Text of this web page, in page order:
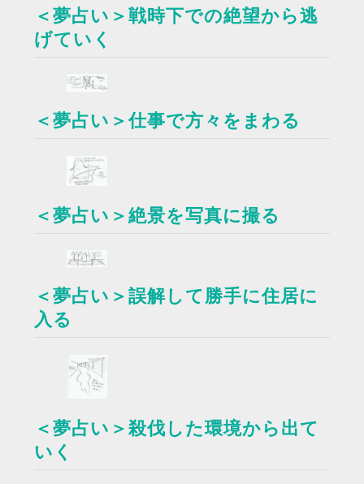
＜夢占い＞戦時下での絶望から逃
げていく
＜夢占い＞仕事で方々をまわる
＜夢占い＞絶景を写真に撮る
＜夢占い＞誤解して勝手に住居に
入る
＜夢占い＞殺伐した環境から出て
いく